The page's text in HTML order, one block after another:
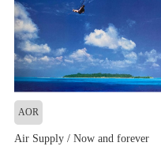
AOR
Air Supply / Now and forever